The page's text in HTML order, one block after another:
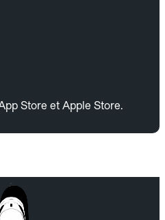
Store et Apple Store.